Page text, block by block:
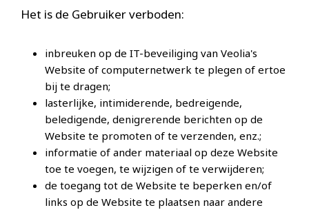
Het is de Gebruiker verboden:
inbreuken op de IT-beveiliging van Veolia's
Website of computernetwerk te plegen of ertoe
bij te dragen;
lasterlijke, intimiderende, bedreigende,
beledigende, denigrerende berichten op de
Website te promoten of te verzenden, enz.;
informatie of ander materiaal op deze Website
toe te voegen, te wijzigen of te verwijderen;
de toegang tot de Website te beperken en/of
links op de Website te plaatsen naar andere